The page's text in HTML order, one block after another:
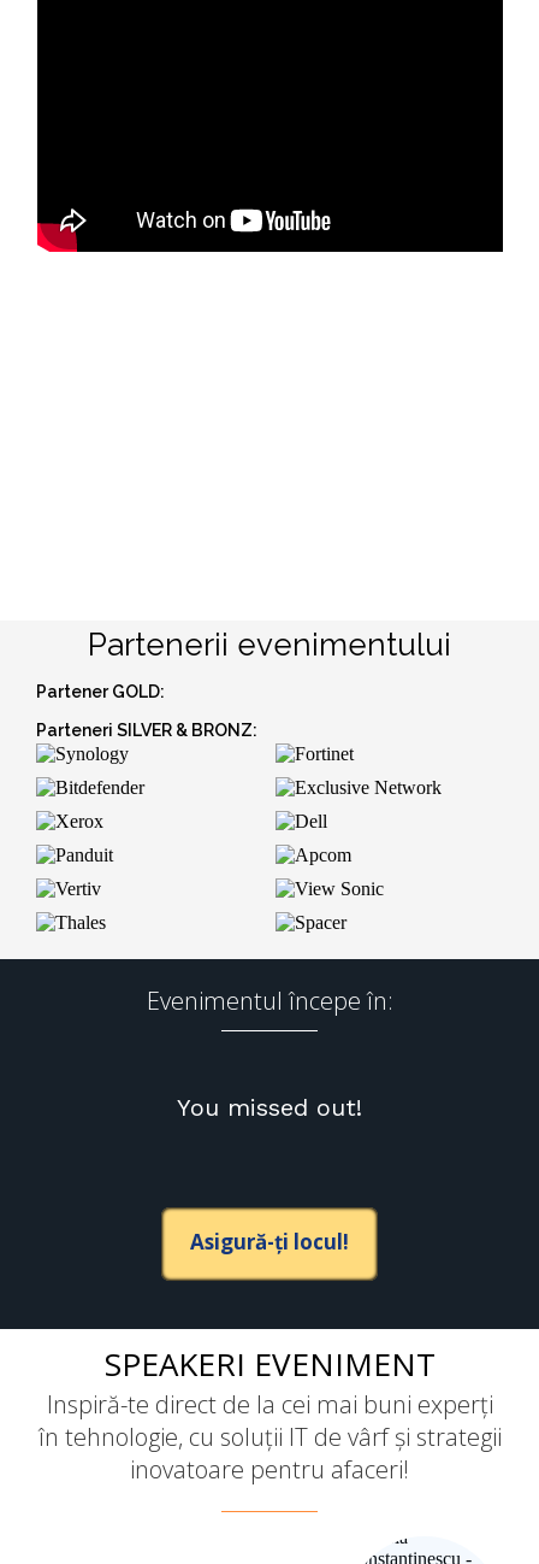
Partenerii evenimentului
Partener GOLD:
Parteneri SILVER & BRONZ:
Evenimentul începe în:
You missed out!
Asigură-ți locul!
SPEAKERI EVENIMENT
Inspiră-te direct de la cei mai buni experți
în tehnologie, cu soluții IT de vârf și strategii
inovatoare pentru afaceri!